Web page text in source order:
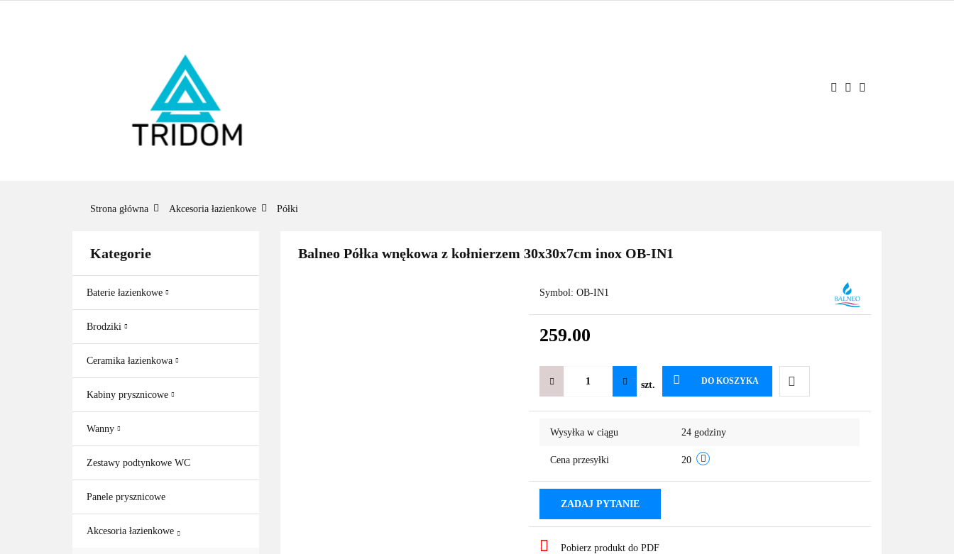
Strona główna Akcesoria łazienkowe Półki
Kategorie
Baterie łazienkowe
Brodziki
Ceramika łazienkowa
Kabiny prysznicowe
Wanny
Zestawy podtynkowe WC
Panele prysznicowe
Akcesoria łazienkowe
Balneo Półka wnękowa z kołnierzem 30x30x7cm inox OB-IN1
Symbol:OB-IN1
259.00
szt. DO KOSZYKA
Do
Wysyłka w ciągu 24 godziny
Cena przesyłki 20
ZADAJ PYTANIE
Pobierz produkt do PDF